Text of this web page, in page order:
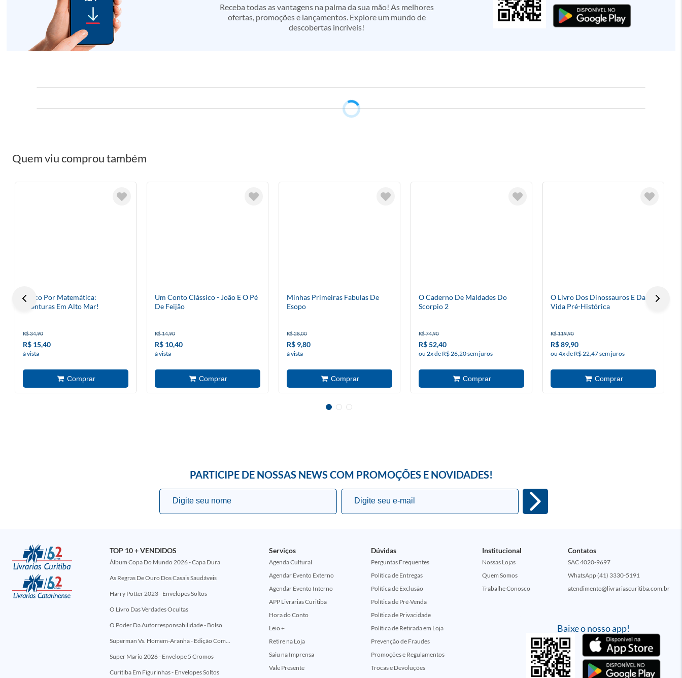
Receba todas as vantagens na palma da sua mão! As melhores
ofertas, promoções e lançamentos. Explore um mundo de
descobertas incríveis!
Quem viu comprou também
Louco Por Matemática:
Aventuras Em Alto Mar!
R$ 34,90
R$ 15,40
à vista
Um Conto Clássico - João E O Pé
De Feijão
R$ 14,90
R$ 10,40
à vista
Minhas Primeiras Fabulas De
Esopo
R$ 28,00
R$ 9,80
à vista
O Caderno De Maldades Do
Scorpio 2
R$ 74,90
R$ 52,40
ou 2x de R$ 26,20 sem juros
O Livro Dos Dinossauros E Da
Vida Pré-Histórica
R$ 119,90
R$ 89,90
ou 4x de R$ 22,47 sem juros
PARTICIPE DE NOSSAS NEWS COM PROMOÇÕES E NOVIDADES!
Baixe o nosso app!
TOP 10 + VENDIDOS
Álbum Copa Do Mundo 2026 - Capa Dura
As Regras De Ouro Dos Casais Saudáveis
Harry Potter 2023 - Envelopes Soltos
O Livro Das Verdades Ocultas
O Poder Da Autorresponsabilidade - Bolso
Superman Vs. Homem-Aranha - Edição Comemorativa 50 Anos (Encontros Clássicos Dc E Marvel)
Super Mario 2026 - Envelope 5 Cromos
Curitiba Em Figurinhas - Envelopes Soltos
Serviços
Agenda Cultural
Agendar Evento Externo
Agendar Evento Interno
APP Livrarias Curitiba
Hora do Conto
Leio +
Retire na Loja
Saiu na Imprensa
Vale Presente
Dúvidas
Perguntas Frequentes
Política de Entregas
Política de Exclusão
Política de Pré-Venda
Política de Privacidade
Política de Retirada em Loja
Prevenção de Fraudes
Promoções e Regulamentos
Trocas e Devoluções
Institucional
Nossas Lojas
Quem Somos
Trabalhe Conosco
Contatos
SAC 4020-9697
WhatsApp (41) 3330-5191
atendimento@livrariascuritiba.com.br